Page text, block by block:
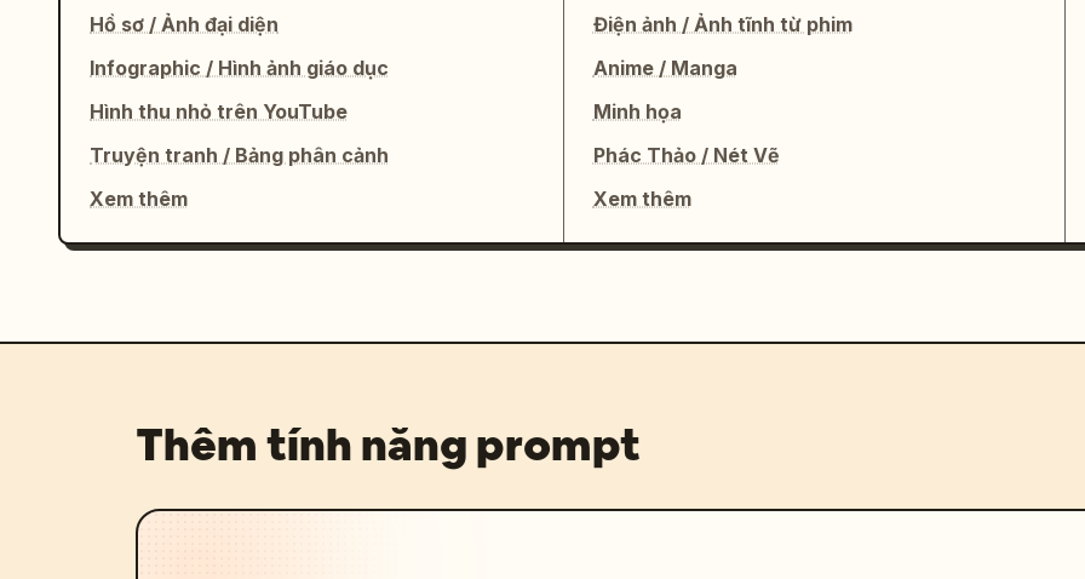
Hồ sơ / Ảnh đại diện
Infographic / Hình ảnh giáo dục
Hình thu nhỏ trên YouTube
Truyện tranh / Bảng phân cảnh
Xem thêm
Điện ảnh / Ảnh tĩnh từ phim
Anime / Manga
Minh họa
Phác Thảo / Nét Vẽ
Xem thêm
Thêm tính năng prompt